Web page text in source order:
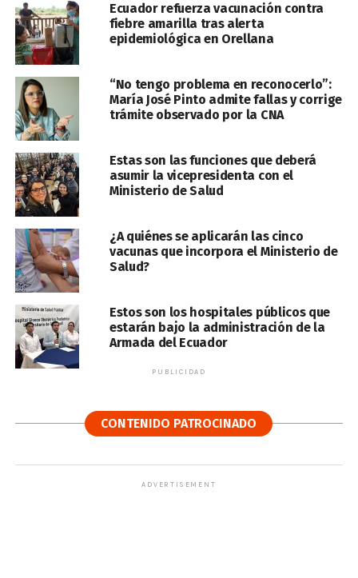
Ecuador refuerza vacunación contra
fiebre amarilla tras alerta
epidemiológica en Orellana
“No tengo problema en reconocerlo”:
María José Pinto admite fallas y corrige
trámite observado por la CNA
Estas son las funciones que deberá
asumir la vicepresidenta con el
Ministerio de Salud
¿A quiénes se aplicarán las cinco
vacunas que incorpora el Ministerio de
Salud?
Estos son los hospitales públicos que
estarán bajo la administración de la
Armada del Ecuador
PUBLICIDAD
CONTENIDO PATROCINADO
ADVERTISEMENT